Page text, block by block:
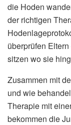
die Hoden
der richtigen
überprüfen
sitzen wo sie
Zusammen mit
und wie
Therapie mit
bekommen die